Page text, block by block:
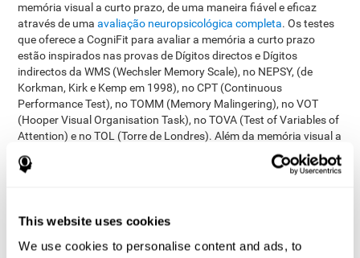
This website uses cookies
We use cookies to personalise content and ads, to
memória visual a curto prazo, de uma maneira fiável e eficaz
através de umaavaliação neuropsicológica completa. Os testes
que oferece a CogniFit para avaliar a memória a curto prazo
estão inspirados nas provas de Dígitos directos e Dígitos
indirectos da WMS (Wechsler Memory Scale), no NEPSY, (de
Korkman, Kirk e Kemp em 1998), no CPT (Continuous
Performance Test), no TOMM (Memory Malingering), no VOT
(Hooper Visual Organisation Task), no TOVA (Test of Variables of
Attention) e no TOL (Torre de Londres). Além da memória visual a
curto prazo, estes testes também medem a memória a curto
prazo, o tempo de resposta, a memória operativa ou do trabalho,
reconhecimento e a velocidade de processamento.
Teste de Identificação COM-NAM: Serão apresentados